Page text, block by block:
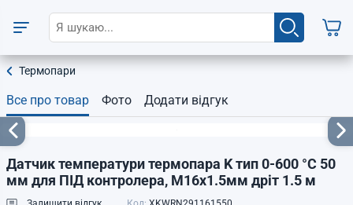
Термопари
Все про товар Фото Додати відгук
Датчик температури термопара K тип 0-600 °C 50
мм для ПІД контролера, М16х1.5мм дріт 1.5 м